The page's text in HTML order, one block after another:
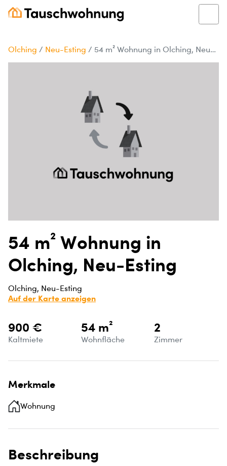
Olching / Neu-Esting / 54 m² Wohnung in Olching, Neu-Esting
54 m² Wohnung in
Olching, Neu-Esting
Olching, Neu-Esting
Auf der Karte anzeigen
900 €
Kaltmiete
54 m²
Wohnfläche
2
Zimmer
Merkmale
Wohnung
Beschreibung